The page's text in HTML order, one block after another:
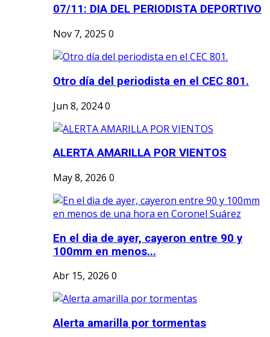
07/11: DIA DEL PERIODISTA DEPORTIVO
Nov 7, 2025 0
Otro día del periodista en el CEC 801.
Jun 8, 20240
ALERTA AMARILLA POR VIENTOS
May 8, 2026 0
En el dia de ayer, cayeron entre 90 y
100mm en menos...
Abr 15, 2026 0
Alerta amarilla por tormentas